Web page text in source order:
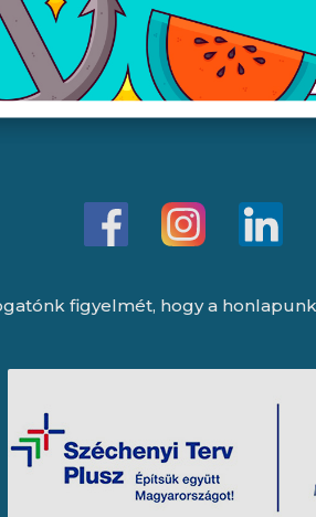
lehetőségek
figyelmét, hogy a